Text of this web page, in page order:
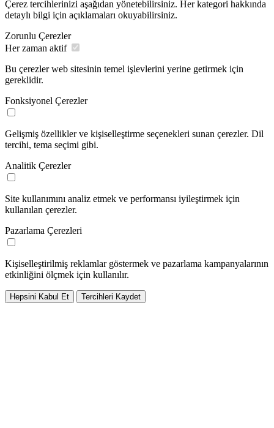
Çerez tercihlerinizi aşağıdan yönetebilirsiniz. Her kategori hakkında
detaylı bilgi için açıklamaları okuyabilirsiniz.
Zorunlu Çerezler
Her zaman aktif
Bu çerezler web sitesinin temel işlevlerini yerine getirmek için
gereklidir.
Fonksiyonel Çerezler
Gelişmiş özellikler ve kişiselleştirme seçenekleri sunan çerezler. Dil
tercihi, tema seçimi gibi.
Analitik Çerezler
Site kullanımını analiz etmek ve performansı iyileştirmek için
kullanılan çerezler.
Pazarlama Çerezleri
Kişiselleştirilmiş reklamlar göstermek ve pazarlama kampanyalarının
etkinliğini ölçmek için kullanılır.
Hepsini Kabul Et Tercihleri Kaydet